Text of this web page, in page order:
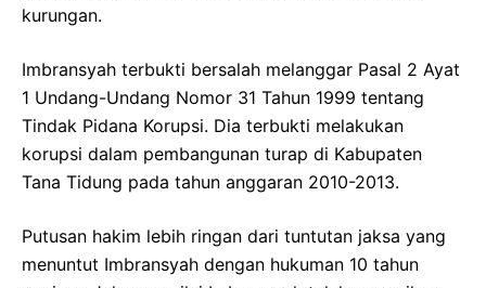
kurungan.
Imbransyah terbukti bersalah melanggar Pasal 2 Ayat
1 Undang-Undang Nomor 31 Tahun 1999 tentang
Tindak Pidana Korupsi. Dia terbukti melakukan
korupsi dalam pembangunan turap di Kabupaten
Tana Tidung pada tahun anggaran 2010-2013.
Putusan hakim lebih ringan dari tuntutan jaksa yang
menuntut Imbransyah dengan hukuman 10 tahun